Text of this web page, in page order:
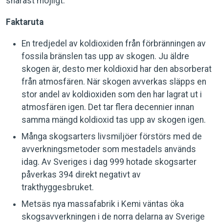
Faktaruta
En tredjedel av koldioxiden från förbränningen av
fossila bränslen tas upp av skogen. Ju äldre
skogen är, desto mer koldioxid har den absorberat
från atmosfären. När skogen avverkas släpps en
stor andel av koldioxiden som den har lagrat ut i
atmosfären igen. Det tar flera decennier innan
samma mängd koldioxid tas upp av skogen igen.
Många skogsarters livsmiljöer förstörs med de
avverkningsmetoder som mestadels används
idag. Av Sveriges i dag 999 hotade skogsarter
påverkas 394 direkt negativt av
trakthyggesbruket.
Metsäs nya massafabrik i Kemi väntas öka
skogsavverkningen i de norra delarna av Sverige